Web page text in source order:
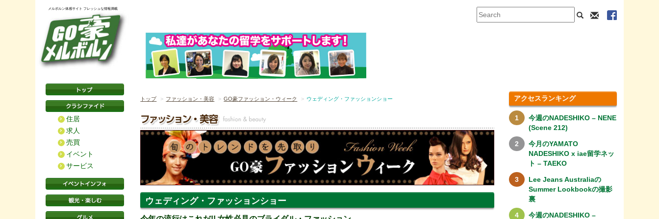
メルボルン体感サイト フレッシュな情報満載
住居
求人
売買
イベント
サービス
トップ ファッション・美容 GO豪ファッション・ウィーク ウェディング・ファッションショー
ウェディング・ファッションショー
アクセスランキング
今週のNADESHIKO – NENE
(Scene 212)
今月のYAMATO
NADESHIKO x iae留学ネッ
ト – TAEKO
Lee Jeans Australiaの
Summer Lookbookの撮影
裏
今週のNADESHIKO –